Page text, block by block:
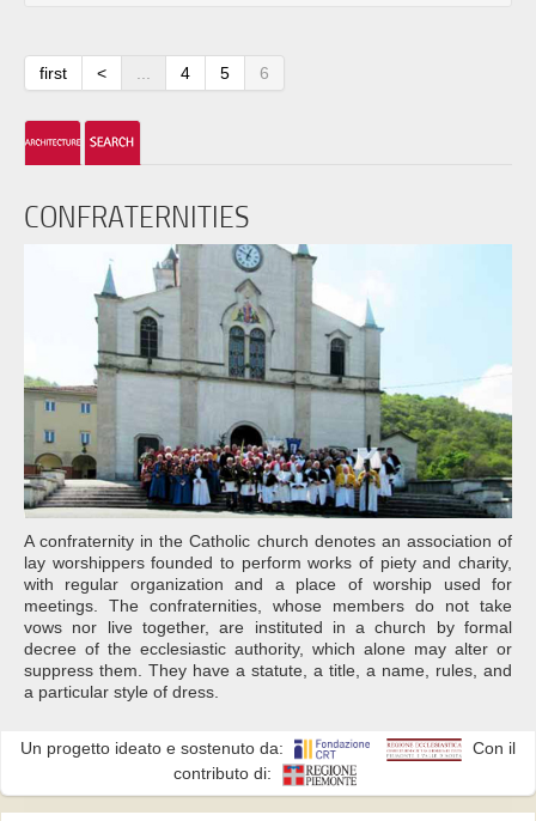
first < ... 4 5 6
CONFRATERNITIES
A confraternity in the Catholic church denotes an association of
lay worshippers founded to perform works of piety and charity,
with regular organization and a place of worship used for
meetings. The confraternities, whose members do not take
vows nor live together, are instituted in a church by formal
decree of the ecclesiastic authority, which alone may alter or
suppress them. They have a statute, a title, a name, rules, and
a particular style of dress.
Un progetto ideato e sostenuto da:
Con il
contributo di: